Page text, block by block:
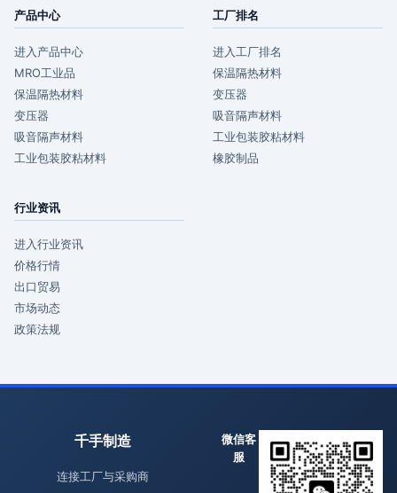
产品中心
进入产品中心
MRO工业品
保温隔热材料
变压器
吸音隔声材料
工业包装胶粘材料
工厂排名
进入工厂排名
保温隔热材料
变压器
吸音隔声材料
工业包装胶粘材料
橡胶制品
行业资讯
进入行业资讯
价格行情
出口贸易
市场动态
政策法规
千手制造
连接工厂与采购商
微信客
服